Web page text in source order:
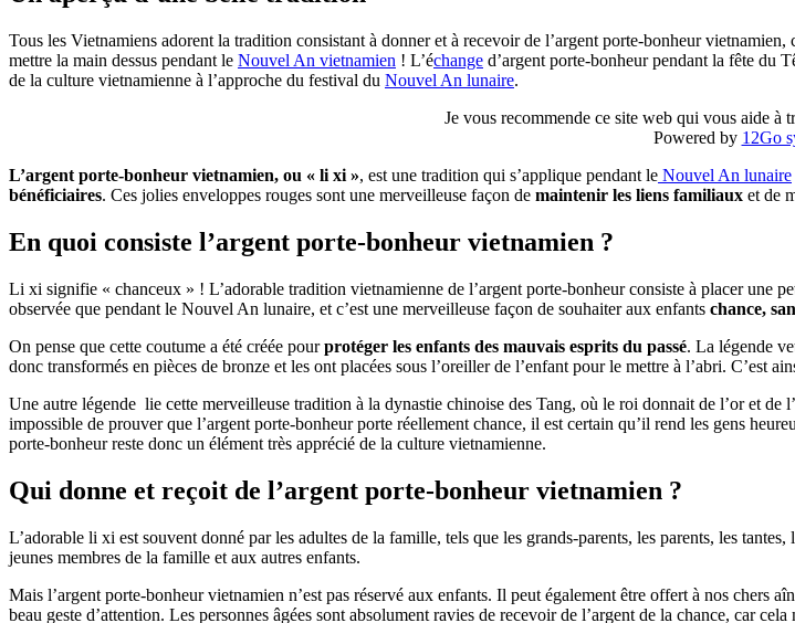
Tous les Vietnamiens adorent la tradition consistant à donner et à recevoir de l’argent porte-bonheur
mettre la main dessus pendant le Nouvel An vietnamien ! L’échange d’argent porte-bonheur pendant la fête du
de la culture vietnamienne à l’approche du festival du Nouvel An lunaire.
Je vous recommende ce site web qui vous aide à
Powered by 12Go
L’argent porte-bonheur vietnamien, ou « li xi », est une tradition qui s’applique pendant le Nouvel An lunaire
bénéficiaires. Ces jolies enveloppes rouges sont une merveilleuse façon de maintenir les liens familiaux et de
En quoi consiste l’argent porte-bonheur vietnamien ?
Li xi signifie « chanceux » ! L’adorable tradition vietnamienne de l’argent porte-bonheur consiste à placer une
observée que pendant le Nouvel An lunaire, et c’est une merveilleuse façon de souhaiter aux enfants chance,
On pense que cette coutume a été créée pourprotéger les enfants des mauvais esprits du passé. La légende
donc transformés en pièces de bronze et les ont placées sous l’oreiller de l’enfant pour le mettre à l’abri. C’est
Une autre légende lie cette merveilleuse tradition à la dynastie chinoise des Tang, où le roi donnait de l’or et
impossible de prouver que l’argent porte-bonheur porte réellement chance, il est certain qu’il rend les gens
porte-bonheur reste donc un élément très apprécié de la culture vietnamienne.
Qui donne et reçoit de l’argent porte-bonheur vietnamien ?
L’adorable li xi est souvent donné par les adultes de la famille, tels que les grands-parents, les parents, les
jeunes membres de la famille et aux autres enfants.
Mais l’argent porte-bonheur vietnamien n’est pas réservé aux enfants. Il peut également être offert à nos chers
beau geste d’attention. Les personnes âgées sont absolument ravies de recevoir de l’argent de la chance, car